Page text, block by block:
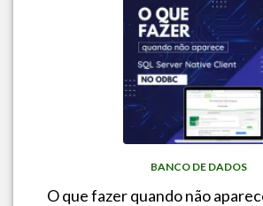
BANCO DE DADOS
O que fazer quando não